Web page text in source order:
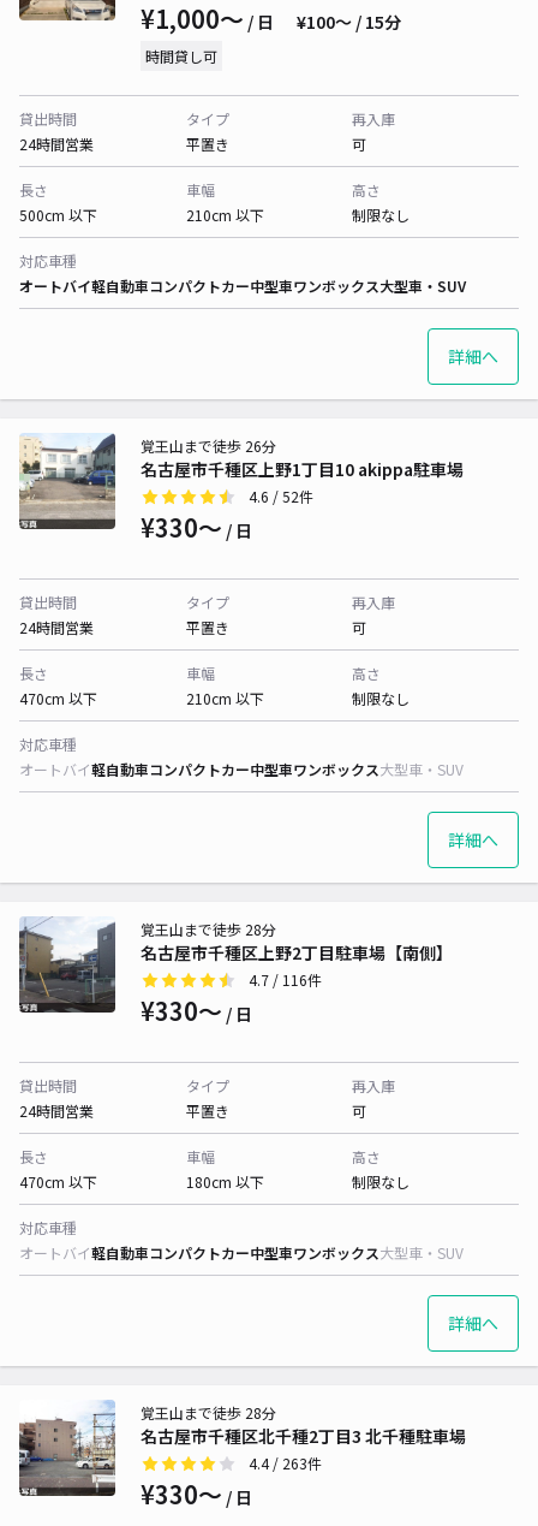
¥1,000〜 / 日 ¥100〜 / 15分
時間貸し可
貸出時間
24時間営業
タイプ
平置き
再入庫
可
長さ
500cm 以下
車幅
210cm 以下
高さ
制限なし
対応車種
オートバイ軽自動車コンパクトカー中型車ワンボックス大型車・SUV
詳細へ
名古屋市千種区上野1丁目10 akippa駐車場
覚王山まで徒歩 26分
4.6 / 52件
¥330〜 / 日
貸出時間
24時間営業
タイプ
平置き
再入庫
可
長さ
470cm 以下
車幅
210cm 以下
高さ
制限なし
対応車種
オートバイ軽自動車コンパクトカー中型車ワンボックス大型車・SUV
詳細へ
名古屋市千種区上野2丁目駐車場【南側】
覚王山まで徒歩 28分
4.7 / 116件
¥330〜 / 日
貸出時間
24時間営業
タイプ
平置き
再入庫
可
長さ
470cm 以下
車幅
180cm 以下
高さ
制限なし
対応車種
オートバイ軽自動車コンパクトカー中型車ワンボックス大型車・SUV
詳細へ
名古屋市千種区北千種2丁目3 北千種駐車場
覚王山まで徒歩 28分
4.4/ 263件
¥330〜 / 日